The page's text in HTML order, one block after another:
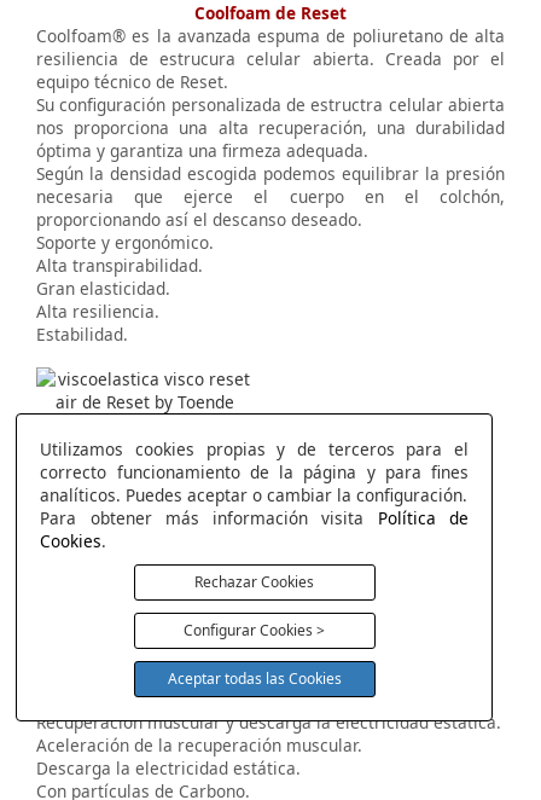
Coolfoam de Reset
Coolfoam® es la avanzada espuma de poliuretano de alta
resiliencia de estrucura celular abierta. Creada por el
equipo técnico de Reset.
Su configuración personalizada de estructra celular abierta
nos proporciona una alta recuperación, una durabilidad
óptima y garantiza una firmeza adequada.
Según la densidad escogida podemos equilibrar la presión
necesaria que ejerce el cuerpo en el colchón,
proporcionando así el descanso deseado.
Soporte y ergonómico.
Alta transpirabilidad.
Gran elasticidad.
Alta resiliencia.
Estabilidad.
Máxima Frescura con la más alta elasticidad.
Máximo termo regulador.
Efecto nube.
Máxima frescura.
Alta Transpirabilidad.
Disipa la humedad.
La más alta elasticidad.
Visco Reset Carbono
Recuperación muscular y descarga la electricidad estática.
Aceleración de la recuperación muscular.
Descarga la electricidad estática.
Con partículas de Carbono.
Utilizamos cookies propias y de terceros para el
correcto funcionamiento de la página y para fines
analíticos. Puedes aceptar o cambiar la configuración.
Para obtener más información visita Política de
Cookies.
Rechazar Cookies
Configurar Cookies >
Aceptar todas las Cookies